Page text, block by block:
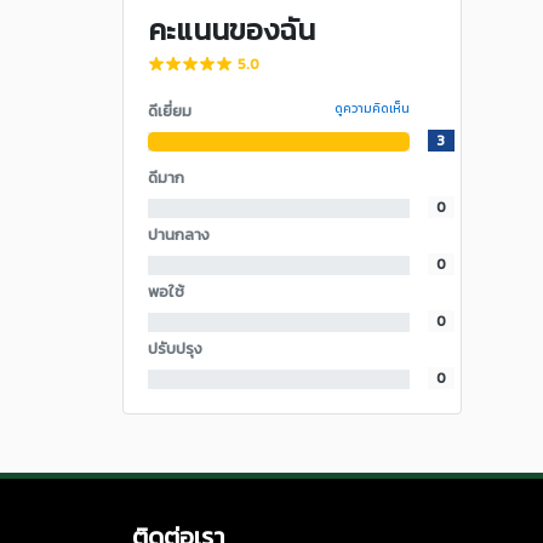
คะแนนของฉัน
5.0
ดีเยี่ยม ดูความคิดเห็น
3
ดีมาก
0
ปานกลาง
0
พอใช้
0
ปรับปรุง
0